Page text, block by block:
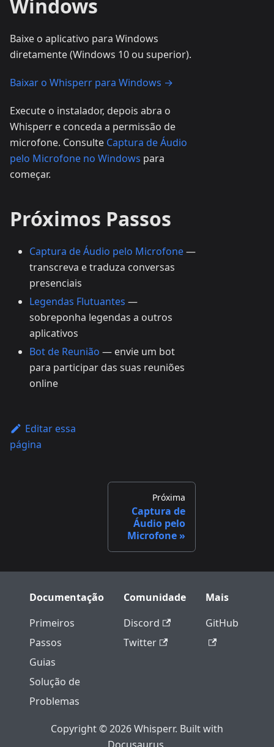
Windows
Baixe o aplicativo para Windows
diretamente (Windows 10 ou superior).
Baixar o Whisperr para Windows →
Execute o instalador, depois abra o
Whisperr e conceda a permissão de
microfone. Consulte Captura de Áudio
pelo Microfone no Windows para
começar.
Próximos Passos
Captura de Áudio pelo Microfone—
transcreva e traduza conversas
presenciais
Legendas Flutuantes —
sobreponha legendas a outros
aplicativos
Bot de Reunião — envie um bot
para participar das suas reuniões
online
Editar essa
página
Próxima
Captura de
Áudio pelo
Microfone
Documentação
Primeiros
Passos
Guias
Solução de
Problemas
Comunidade
Discord
Twitter
Mais
GitHub
Copyright © 2026 Whisperr. Built with